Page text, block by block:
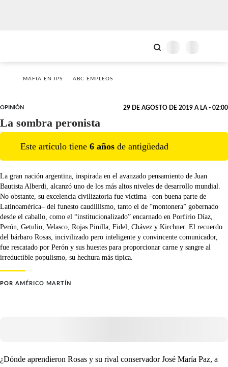
MAFIA EN IPS ABC EMPLEOS
OPINIÓN 29 DE AGOSTO DE 2019 A LA - 02:00
La sombra peronista
Este artículo tiene 6 años de antigüedad
La gran nación argentina, inspirada en el avanzado pensamiento de Juan
Bautista Alberdi, alcanzó uno de los más altos niveles de desarrollo mundial.
No obstante, su excelencia civilizatoria fue víctima –con buena parte de
Latinoamérica– del funesto caudillismo, tanto el de “montonera” gobernado
desde el caballo, como el “institucionalizado” encarnado en Porfirio Díaz,
Perón, Getulio, Velasco, Rojas Pinilla, Fidel, Chávez y Kirchner. El recuerdo
del bárbaro Rosas, incivilizado pero inteligente y convincente comunicador,
fue rescatado por Perón y sus huestes para proporcionar carne y sangre al
irreductible populismo, su hechura más típica.
POR AMÉRICO MARTÍN
¿Dónde aprendieron Rosas y su rival conservador José María Paz, a